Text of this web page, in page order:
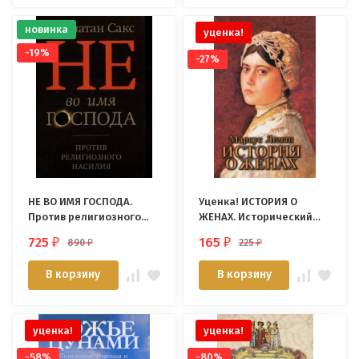
новинка
-19%
НЕ ВО ИМЯ ГОСПОДА.
Против религиозного
725₽ 890₽
В корзину
уценка!
-27%
Уценка! ИСТОРИЯ О
ЖЕНАХ. Исторический
165₽ 225₽
В корзину
уценка! уценка!